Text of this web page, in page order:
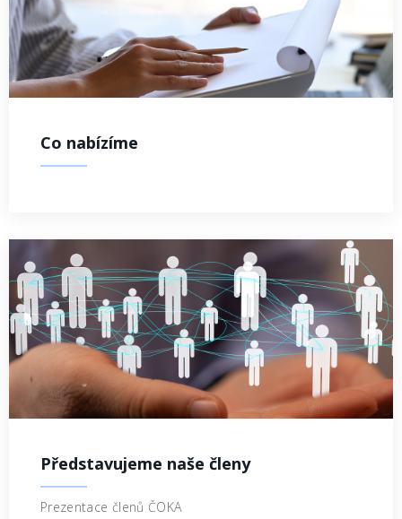
Co nabízíme
Představujeme naše členy
Prezentace členů ČOKA